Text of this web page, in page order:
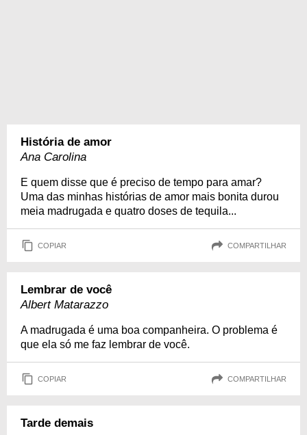
História de amor
Ana Carolina
E quem disse que é preciso de tempo para amar?
Uma das minhas histórias de amor mais bonita durou
meia madrugada e quatro doses de tequila...
COPIAR COMPARTILHAR
Lembrar de você
Albert Matarazzo
A madrugada é uma boa companheira. O problema é
que ela só me faz lembrar de você.
COPIAR COMPARTILHAR
Tarde demais